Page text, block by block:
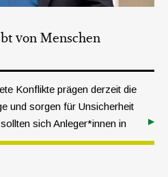
von Menschen
Konflikte prägen derzeit die
und sorgen für Unsicherheit
sich Anleger*innen in
Börsenexperte
diesjährigen